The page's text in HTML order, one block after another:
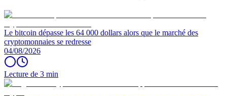
Le bitcoin dépasse les 64 000 dollars alors que le marché des
cryptomonnaies se redresse
04/08/2026
Lecture de 3 min